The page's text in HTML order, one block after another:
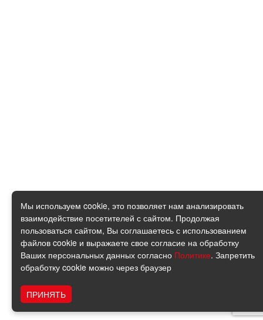
Мы используем cookie, это позволяет нам анализировать
взаимодействие посетителей с сайтом. Продолжая
пользоваться сайтом, Вы соглашаетесь с использованием
файлов cookie и выражаете свое согласие на обработку
Ваших персональных данных согласно Политике. Запретить
обработку cookie можно через браузер
ПРИНЯТЬ